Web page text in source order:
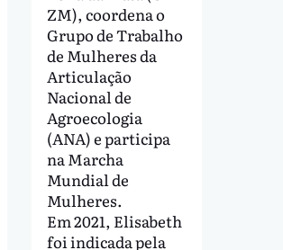
ZM), coordena o
Grupo de Trabalho
de Mulheres da
Articulação
Nacional de
Agroecologia
(ANA) e participa
na Marcha
Mundial de
Mulheres.
Em 2021, Elisabeth
foi indicada pela